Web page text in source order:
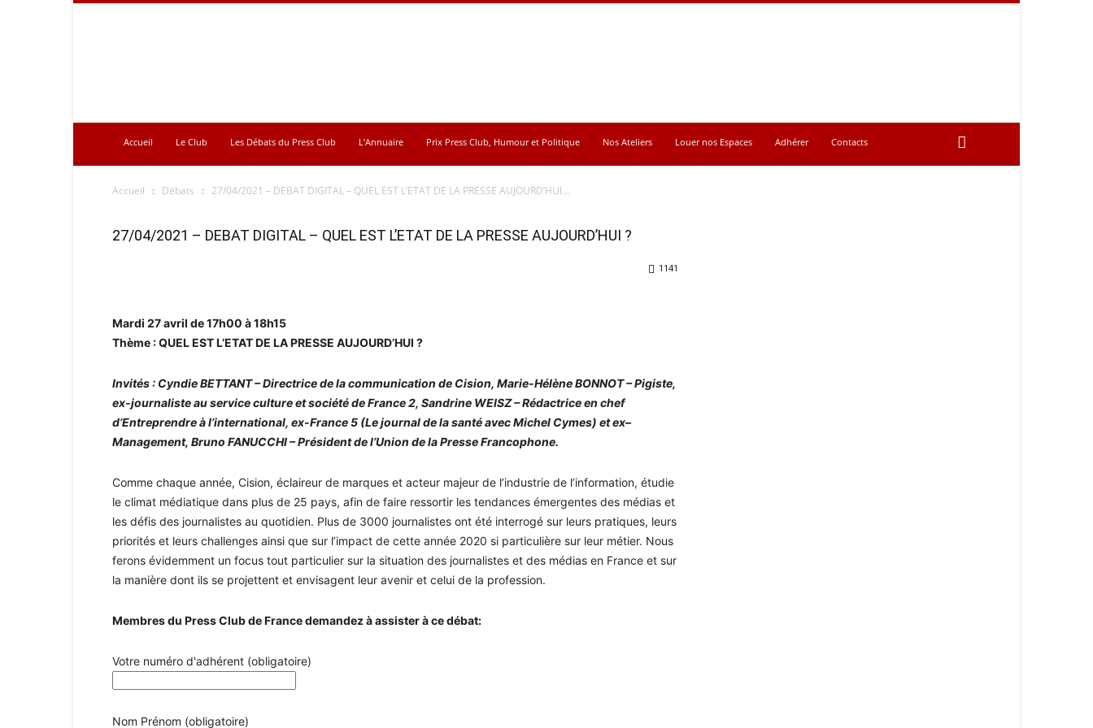
Accueil Le Club Les Débats du Press Club L’Annuaire Prix Press Club, Humour et Politique Nos Ateliers Louer nos Espaces Adhérer Contacts
Accueil Débats 27/04/2021 – DEBAT DIGITAL – QUEL EST L’ETAT DE LA PRESSE AUJOURD’HUI...
27/04/2021 – DEBAT DIGITAL – QUEL EST L’ETAT DE LA PRESSE AUJOURD’HUI ?
1141
Mardi 27 avril de 17h00 à 18h15
Thème : QUEL EST L’ETAT DE LA PRESSE AUJOURD’HUI ?
Invités : Cyndie BETTANT – Directrice de la communication de Cision, Marie-Hélène BONNOT – Pigiste,
ex-journaliste au service culture et société de France 2, Sandrine WEISZ – Rédactrice en chef
d’Entreprendre à l’international, ex-France 5 (Le journal de la santé avec Michel Cymes) et ex–
Management, Bruno FANUCCHI – Président de l’Union de la Presse Francophone.
Comme chaque année, Cision, éclaireur de marques et acteur majeur de l’industrie de l’information, étudie
le climat médiatique dans plus de 25 pays, afin de faire ressortir les tendances émergentes des médias et
les défis des journalistes au quotidien. Plus de 3000 journalistes ont été interrogé sur leurs pratiques, leurs
priorités et leurs challenges ainsi que sur l’impact de cette année 2020 si particulière sur leur métier. Nous
ferons évidemment un focus tout particulier sur la situation des journalistes et des médias en France et sur
la manière dont ils se projettent et envisagent leur avenir et celui de la profession.
Membres du Press Club de France demandez à assister à ce débat:
Votre numéro d'adhérent (obligatoire)
Nom Prénom (obligatoire)